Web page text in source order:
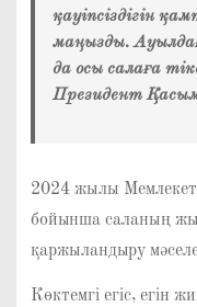
қауіпсіздігін
маңызды.
да осы салаға
Президент
2024 жылы
бойынша саланың
қаржыландыру
Көктемгі егіс, егін